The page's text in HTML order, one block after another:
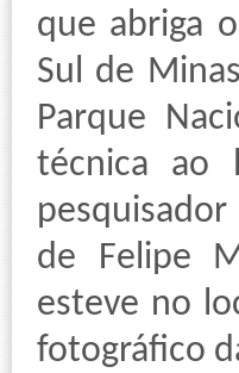
que abriga
Sul de
Parque
técnica ao
de Felipe
esteve no
fotográfico